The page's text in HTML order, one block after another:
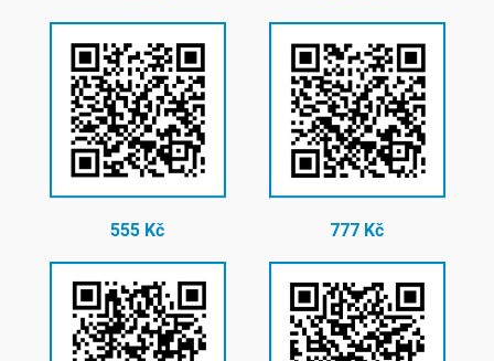
555 Kč 777 Kč